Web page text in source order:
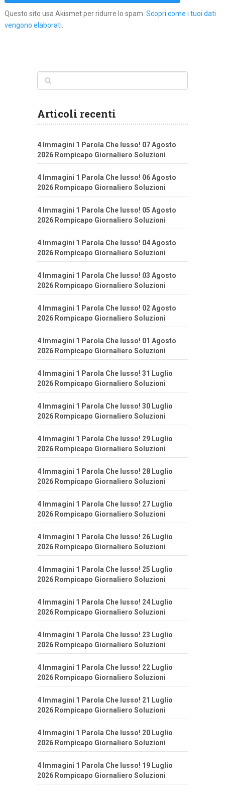
Questo sito usa Akismet per ridurre lo spam. Scopri come i tuoi dati
vengono elaborati
Articoli recenti
4 Immagini 1 Parola Che lusso! 07 Agosto
2026 Rompicapo Giornaliero Soluzioni
4 Immagini 1 Parola Che lusso! 06 Agosto
2026 Rompicapo Giornaliero Soluzioni
4 Immagini 1 Parola Che lusso! 05 Agosto
2026 Rompicapo Giornaliero Soluzioni
4 Immagini 1 Parola Che lusso! 04 Agosto
2026 Rompicapo Giornaliero Soluzioni
4 Immagini 1 Parola Che lusso! 03 Agosto
2026 Rompicapo Giornaliero Soluzioni
4 Immagini 1 Parola Che lusso! 02 Agosto
2026 Rompicapo Giornaliero Soluzioni
4 Immagini 1 Parola Che lusso! 01 Agosto
2026 Rompicapo Giornaliero Soluzioni
4 Immagini 1 Parola Che lusso! 31 Luglio
2026 Rompicapo Giornaliero Soluzioni
4 Immagini 1 Parola Che lusso! 30 Luglio
2026 Rompicapo Giornaliero Soluzioni
4 Immagini 1 Parola Che lusso! 29 Luglio
2026 Rompicapo Giornaliero Soluzioni
4 Immagini 1 Parola Che lusso! 28 Luglio
2026 Rompicapo Giornaliero Soluzioni
4 Immagini 1 Parola Che lusso! 27 Luglio
2026 Rompicapo Giornaliero Soluzioni
4 Immagini 1 Parola Che lusso! 26 Luglio
2026 Rompicapo Giornaliero Soluzioni
4 Immagini 1 Parola Che lusso! 25 Luglio
2026 Rompicapo Giornaliero Soluzioni
4 Immagini 1 Parola Che lusso! 24 Luglio
2026 Rompicapo Giornaliero Soluzioni
4 Immagini 1 Parola Che lusso! 23 Luglio
2026 Rompicapo Giornaliero Soluzioni
4 Immagini 1 Parola Che lusso! 22 Luglio
2026 Rompicapo Giornaliero Soluzioni
4 Immagini 1 Parola Che lusso! 21 Luglio
2026 Rompicapo Giornaliero Soluzioni
4 Immagini 1 Parola Che lusso! 20 Luglio
2026 Rompicapo Giornaliero Soluzioni
4 Immagini 1 Parola Che lusso! 19 Luglio
2026 Rompicapo Giornaliero Soluzioni